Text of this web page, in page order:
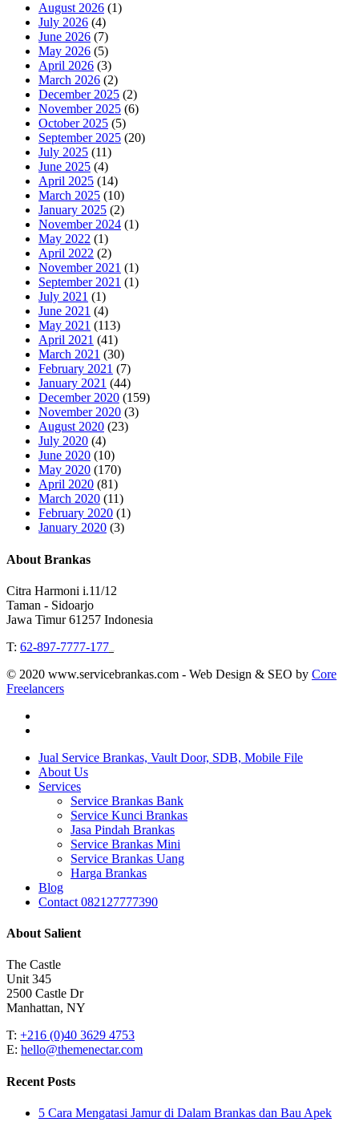
August 2026 (1)
July 2026 (4)
June 2026 (7)
May 2026 (5)
April 2026 (3)
March 2026 (2)
December 2025 (2)
November 2025 (6)
October 2025 (5)
September 2025 (20)
July 2025 (11)
June 2025 (4)
April 2025 (14)
March 2025 (10)
January 2025 (2)
November 2024 (1)
May 2022 (1)
April 2022 (2)
November 2021 (1)
September 2021 (1)
July 2021 (1)
June 2021 (4)
May 2021 (113)
April 2021 (41)
March 2021 (30)
February 2021 (7)
January 2021 (44)
December 2020 (159)
November 2020 (3)
August 2020 (23)
July 2020 (4)
June 2020 (10)
May 2020 (170)
April 2020 (81)
March 2020 (11)
February 2020 (1)
January 2020 (3)
About Brankas
Citra Harmoni i.11/12
Taman - Sidoarjo
Jawa Timur 61257 Indonesia
T: 62-897-7777-177
© 2020 www.servicebrankas.com - Web Design & SEO by Core
Freelancers
Close
Menu
Jual Service Brankas, Vault Door, SDB, Mobile File
About Us
Services
Service Brankas Bank
Service Kunci Brankas
Jasa Pindah Brankas
Service Brankas Mini
Service Brankas Uang
Harga Brankas
Blog
Contact 082127777390
About Salient
The Castle
Unit 345
2500 Castle Dr
Manhattan, NY
T: +216 (0)40 3629 4753
E: hello@themenectar.com
Recent Posts
5 Cara Mengatasi Jamur di Dalam Brankas dan Bau Apek